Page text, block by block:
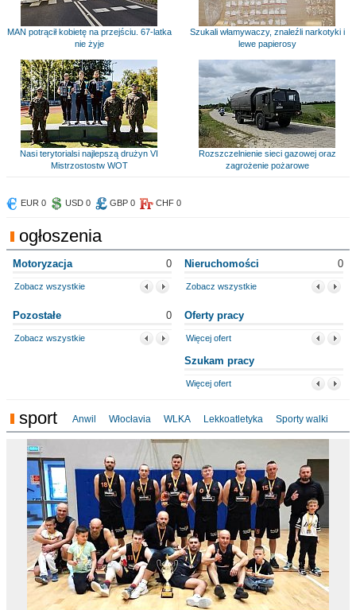
MAN potrącił kobietę na przejściu. 67-latka
nie żyje
Szukali włamywaczy, znaleźli narkotyki i
lewe papierosy
Nasi terytorialsi najlepszą drużyn VI
Mistrzostostw WOT
Rozszczelnienie sieci gazowej oraz
zagrożenie pożarowe
EUR 0 USD 0 GBP 0 CHF 0
ogłoszenia
Motoryzacja 0
Zobacz wszystkie
Nieruchomości 0
Zobacz wszystkie
Pozostałe 0
Zobacz wszystkie
Oferty pracy
Więcej ofert
Szukam pracy
Więcej ofert
sport Anwil Włocłavia WLKA Lekkoatletyka Sporty walki